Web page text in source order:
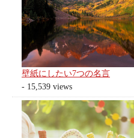
壁紙にしたい7つの名言
- 15,539 views